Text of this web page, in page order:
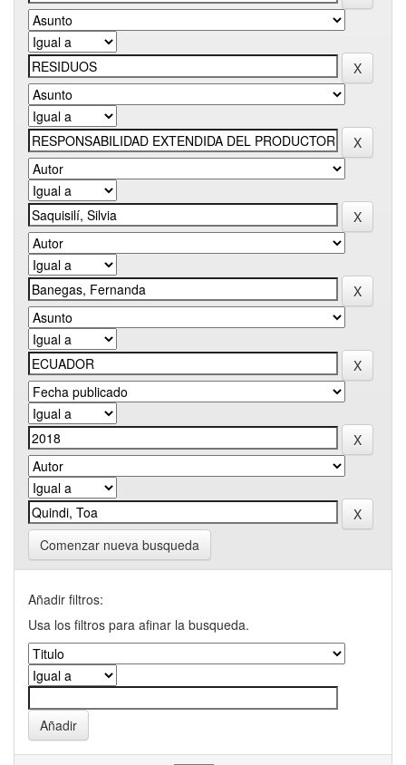
Comenzar nueva busqueda
Añadir filtros:
Usa los filtros para afinar la busqueda.